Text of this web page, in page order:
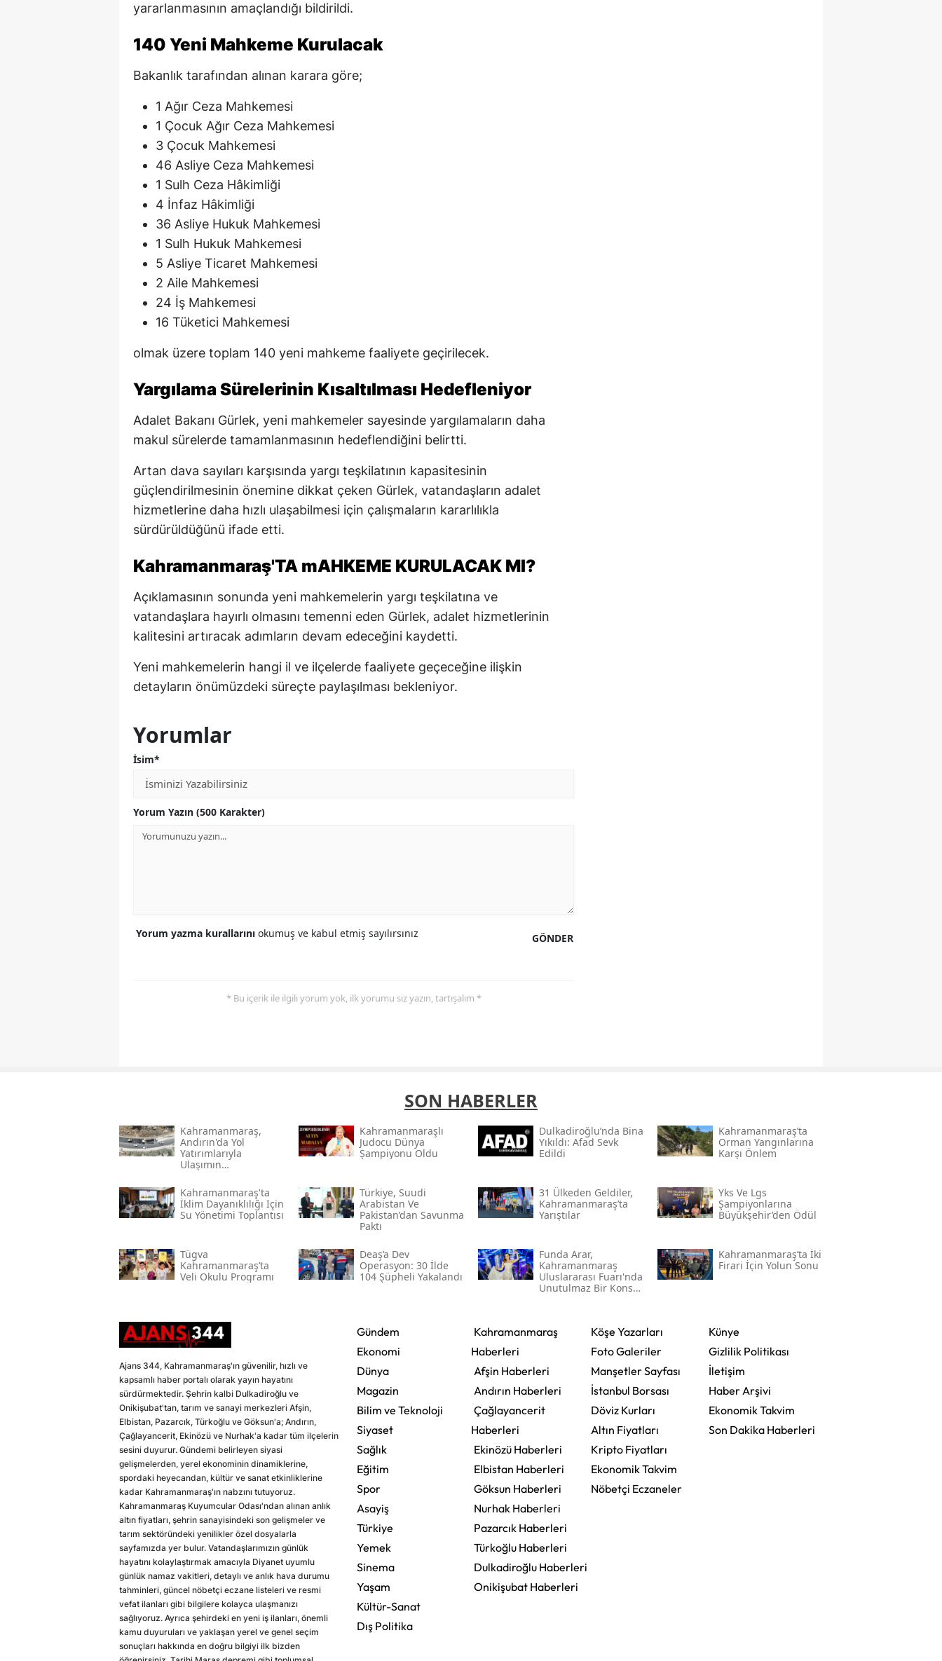
yararlanmasının amaçlandığı bildirildi.
140 Yeni Mahkeme Kurulacak
Bakanlık tarafından alınan karara göre;
1 Ağır Ceza Mahkemesi
1 Çocuk Ağır Ceza Mahkemesi
3 Çocuk Mahkemesi
46 Asliye Ceza Mahkemesi
1 Sulh Ceza Hâkimliği
4 İnfaz Hâkimliği
36 Asliye Hukuk Mahkemesi
1 Sulh Hukuk Mahkemesi
5 Asliye Ticaret Mahkemesi
2 Aile Mahkemesi
24 İş Mahkemesi
16 Tüketici Mahkemesi
olmak üzere toplam 140 yeni mahkeme faaliyete geçirilecek.
Yargılama Sürelerinin Kısaltılması Hedefleniyor
Adalet Bakanı Gürlek, yeni mahkemeler sayesinde yargılamaların daha
makul sürelerde tamamlanmasının hedeflendiğini belirtti.
Artan dava sayıları karşısında yargı teşkilatının kapasitesinin
güçlendirilmesinin önemine dikkat çeken Gürlek, vatandaşların adalet
hizmetlerine daha hızlı ulaşabilmesi için çalışmaların kararlılıkla
sürdürüldüğünü ifade etti.
Kahramanmaraş'TA mAHKEME KURULACAK MI?
Açıklamasının sonunda yeni mahkemelerin yargı teşkilatına ve
vatandaşlara hayırlı olmasını temenni eden Gürlek, adalet hizmetlerinin
kalitesini artıracak adımların devam edeceğini kaydetti.
Yeni mahkemelerin hangi il ve ilçelerde faaliyete geçeceğine ilişkin
detayların önümüzdeki süreçte paylaşılması bekleniyor.
Yorumlar
İsim*
Yorum Yazın (500 Karakter)
GÖNDER
Yorum yazma kurallarını okumuş ve kabul etmiş sayılırsınız
* Bu içerik ile ilgili yorum yok, ilk yorumu siz yazın, tartışalım *
SON HABERLER
Kahramanmaraş,
Andırın'da Yol
Yatırımlarıyla
Ulaşımın
Yükseltiyor
Kahramanmaraşlı
Judocu Dünya
Şampiyonu Oldu
Dulkadiroğlu’nda Bina
Yıkıldı: Afad Sevk
Edildi
Kahramanmaraş’ta
Orman Yangınlarına
Karşı Önlem
Kahramanmaraş'ta
İklim Dayanıklılığı Için
Su Yönetimi Toplantısı
Türkiye, Suudi
Arabistan Ve
Pakistan’dan Savunma
Paktı
31 Ülkeden Geldiler,
Kahramanmaraş’ta
Yarıştılar
Yks Ve Lgs
Şampiyonlarına
Büyükşehir’den Ödül
Tügva
Kahramanmaraş’ta
Veli Okulu Programı
Deaş’a Dev
Operasyon: 30 İlde
104 Şüpheli Yakalandı
Funda Arar,
Kahramanmaraş
Uluslararası Fuarı'nda
Unutulmaz Bir Konser
Kahramanmaraş’ta İki
Firari İçin Yolun Sonu
Ajans 344, Kahramanmaraş'ın güvenilir, hızlı ve
kapsamlı haber portalı olarak yayın hayatını
sürdürmektedir. Şehrin kalbi Dulkadiroğlu ve
Onikişubat'tan, tarım ve sanayi merkezleri Afşin,
Elbistan, Pazarcık, Türkoğlu ve Göksun'a; Andırın,
Çağlayancerit, Ekinözü ve Nurhak'a kadar tüm ilçelerin
sesini duyurur. Gündemi belirleyen siyasi
gelişmelerden, yerel ekonominin dinamiklerine,
spordaki heyecandan, kültür ve sanat etkinliklerine
kadar Kahramanmaraş'ın nabzını tutuyoruz.
Kahramanmaraş Kuyumcular Odası'ndan alınan anlık
altın fiyatları, şehrin sanayisindeki son gelişmeler ve
tarım sektöründeki yenilikler özel dosyalarla
sayfamızda yer bulur. Vatandaşlarımızın günlük
hayatını kolaylaştırmak amacıyla Diyanet uyumlu
günlük namaz vakitleri, detaylı ve anlık hava durumu
tahminleri, güncel nöbetçi eczane listeleri ve resmi
vefat ilanları gibi bilgilere kolayca ulaşmanızı
sağlıyoruz. Ayrıca şehirdeki en yeni iş ilanları, önemli
kamu duyuruları ve yaklaşan yerel ve genel seçim
sonuçları hakkında en doğru bilgiyi ilk bizden
Gündem
Ekonomi
Dünya
Magazin
Bilim ve Teknoloji
Siyaset
Sağlık
Eğitim
Spor
Asayiş
Türkiye
Yemek
Sinema
Yaşam
Kültür-Sanat
Dış Politika
Kahramanmaraş
Haberleri
Afşin Haberleri
Andırın Haberleri
Çağlayancerit
Haberleri
Ekinözü Haberleri
Elbistan Haberleri
Göksun Haberleri
Nurhak Haberleri
Pazarcık Haberleri
Türkoğlu Haberleri
Dulkadiroğlu Haberleri
Onikişubat Haberleri
Köşe Yazarları
Foto Galeriler
Manşetler Sayfası
İstanbul Borsası
Döviz Kurları
Altın Fiyatları
Kripto Fiyatları
Ekonomik Takvim
Nöbetçi Eczaneler
Künye
Gizlilik Politikası
İletişim
Haber Arşivi
Ekonomik Takvim
Son Dakika Haberleri